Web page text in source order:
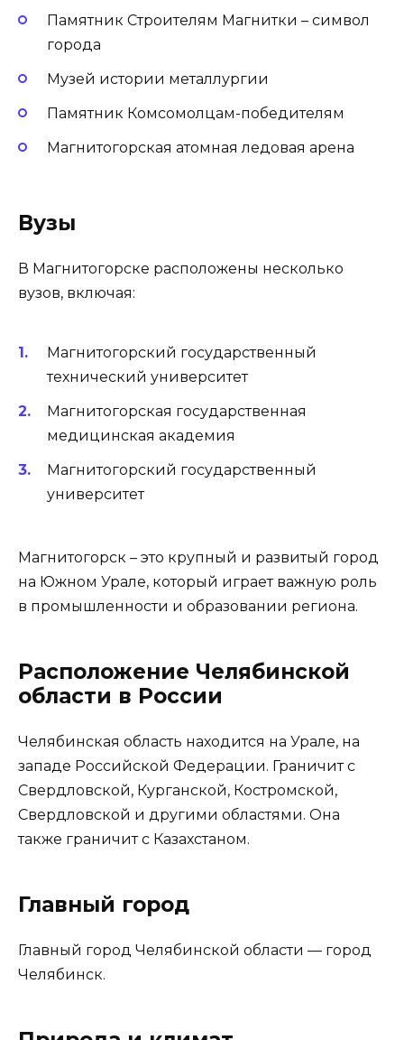
Памятник Строителям Магнитки – символ
города
Музей истории металлургии
Памятник Комсомолцам-победителям
Магнитогорская атомная ледовая арена
Вузы
В Магнитогорске расположены несколько
вузов, включая:
Магнитогорский государственный
технический университет
Магнитогорская государственная
медицинская академия
Магнитогорский государственный
университет
Магнитогорск – это крупный и развитый город
на Южном Урале, который играет важную роль
в промышленности и образовании региона.
Расположение Челябинской
области в России
Челябинская область находится на Урале, на
западе Российской Федерации. Граничит с
Свердловской, Курганской, Костромской,
Свердловской и другими областями. Она
также граничит с Казахстаном.
Главный город
Главный город Челябинской области — город
Челябинск.